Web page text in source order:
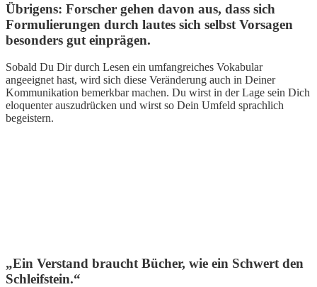
Übrigens: Forscher gehen davon aus, dass sich
Formulierungen durch lautes sich selbst Vorsagen
besonders gut einprägen.
Sobald Du Dir durch Lesen ein umfangreiches Vokabular
angeeignet hast, wird sich diese Veränderung auch in Deiner
Kommunikation bemerkbar machen. Du wirst in der Lage sein Dich
eloquenter auszudrücken und wirst so Dein Umfeld sprachlich
begeistern.
„Ein Verstand braucht Bücher, wie ein Schwert den
Schleifstein.“